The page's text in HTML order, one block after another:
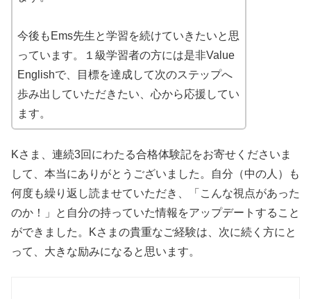
今後もEms先生と学習を続けていきたいと思
っています。１級学習者の方には是非Value
Englishで、目標を達成して次のステップへ
歩み出していただきたい、心から応援してい
ます。
Kさま、連続3回にわたる合格体験記をお寄せくださいま
して、本当にありがとうございました。自分（中の人）も
何度も繰り返し読ませていただき、「こんな視点があった
のか！」と自分の持っていた情報をアップデートすること
ができました。Kさまの貴重なご経験は、次に続く方にと
って、大きな励みになると思います。